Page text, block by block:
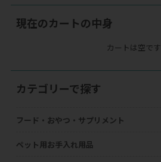
現在のカートの中身
カートは空です
カテゴリーで探す
フード・おやつ・サプリメント
ペット用お手入れ用品